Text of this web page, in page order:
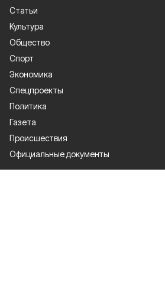
Статьи
Культура
Общество
Спорт
Экономика
Спецпроекты
Политика
Газета
Происшествия
Официальные документы